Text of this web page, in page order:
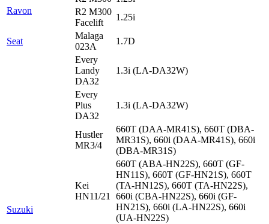
Ravon
R2 M300
Facelift
1.25i
Seat
Malaga
023A
1.7D
Suzuki
Every
Landy
DA32
1.3i (LA-DA32W)
Every
Plus
DA32
1.3i (LA-DA32W)
Hustler
MR3/4
660T (DAA-MR41S), 660T (DBA-
MR31S), 660i (DAA-MR41S), 660i
(DBA-MR31S)
Kei
HN11/21
660T (ABA-HN22S), 660T (GF-
HN11S), 660T (GF-HN21S), 660T
(TA-HN12S), 660T (TA-HN22S),
660i (CBA-HN22S), 660i (GF-
HN21S), 660i (LA-HN22S), 660i
(UA-HN22S)